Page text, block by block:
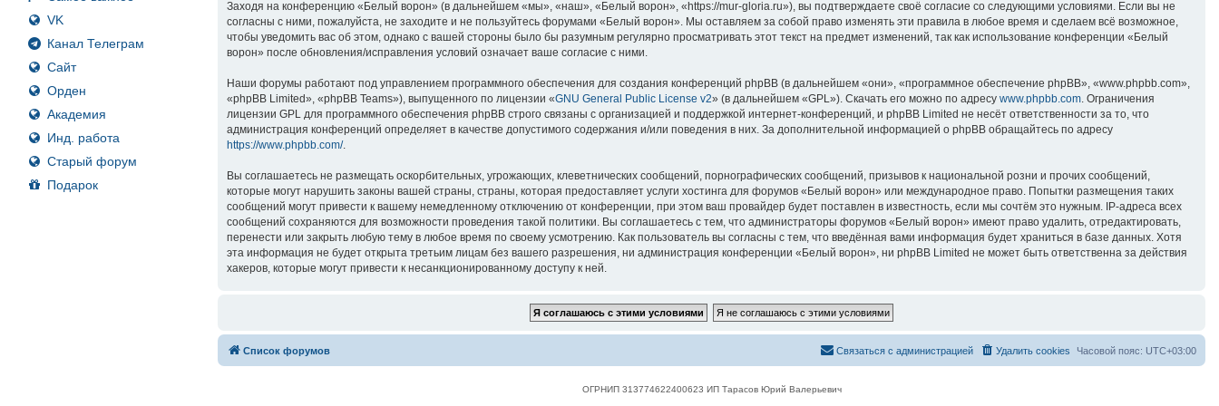
VK
Канал Телеграм
Сайт
Орден
Академия
Инд. работа
Старый форум
Подарок
Заходя на конференцию «Белый ворон» (в дальнейшем «мы», «наш», «Белый ворон», «https://mur-gloria.ru»), вы подтверждаете своё согласие со следующими условиями. Если вы не
согласны с ними, пожалуйста, не заходите и не пользуйтесь форумами «Белый ворон». Мы оставляем за собой право изменять эти правила в любое время и сделаем всё возможное,
чтобы уведомить вас об этом, однако с вашей стороны было бы разумным регулярно просматривать этот текст на предмет изменений, так как использование конференции «Белый
ворон» после обновления/исправления условий означает ваше согласие с ними.
Наши форумы работают под управлением программного обеспечения для создания конференций phpBB (в дальнейшем «они», «программное обеспечение phpBB», «www.phpbb.com»,
«phpBB Limited», «phpBB Teams»), выпущенного по лицензии «GNU General Public License v2» (в дальнейшем «GPL»). Скачать его можно по адресуwww.phpbb.com. Ограничения
лицензии GPL для программного обеспечения phpBB строго связаны с организацией и поддержкой интернет-конференций, и phpBB Limited не несёт ответственности за то, что
администрация конференций определяет в качестве допустимого содержания и/или поведения в них. За дополнительной информацией о phpBB обращайтесь по адресу
https://www.phpbb.com/.
Вы соглашаетесь не размещать оскорбительных, угрожающих, клеветнических сообщений, порнографических сообщений, призывов к национальной розни и прочих сообщений,
которые могут нарушить законы вашей страны, страны, которая предоставляет услуги хостинга для форумов «Белый ворон» или международное право. Попытки размещения таких
сообщений могут привести к вашему немедленному отключению от конференции, при этом ваш провайдер будет поставлен в известность, если мы сочтём это нужным. IP-адреса всех
сообщений сохраняются для возможности проведения такой политики. Вы соглашаетесь с тем, что администраторы форумов «Белый ворон» имеют право удалить, отредактировать,
перенести или закрыть любую тему в любое время по своему усмотрению. Как пользователь вы согласны с тем, что введённая вами информация будет храниться в базе данных. Хотя
эта информация не будет открыта третьим лицам без вашего разрешения, ни администрация конференции «Белый ворон», ни phpBB Limited не может быть ответственна за действия
хакеров, которые могут привести к несанкционированному доступу к ней.
Список форумов Часовой пояс: UTC+03:00
Удалить cookies
Связаться с администрацией
ОГРНИП 313774622400623 ИП Тарасов Юрий Валерьевич